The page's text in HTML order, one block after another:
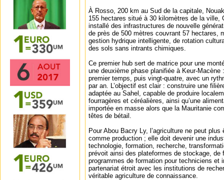
À Rosso, 200 km au Sud de la capitale,
155 hectares situé à 30 kilomètres de la ville,
installé des infrastructures de nouvelle
de près de 500 mètres couvrant 57 hectares,
gestion hydrique intelligente, de rotation
des sols sans intrants chimiques.
Ce premier hub sert de matrice pour une
une deuxième phase planifiée à Keur-
premier temps, puis vingt-quatre, avec un
par an. L’objectif est clair : construire une
adaptée au Sahel, capable de produire
fourragères et céréalières, ainsi qu’une
importée en masse alors que la Mauritanie
têtes de bétail.
Pour Abou Bacry Ly, l’agriculture ne peut
comme production ; elle doit devenir une
technologie, formation, recherche,
prévoit ainsi des plateformes de stockage, de
programmes de formation pour techniciens et
partenariat étroit avec les institutions de
véritable agriculture de connaissance.